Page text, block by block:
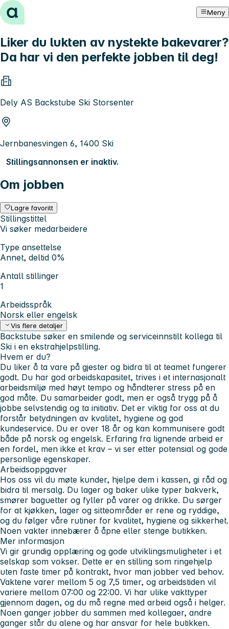
Hopp til innhold Meny
Liker du lukten av nystekte bakevarer?
Da har vi den perfekte jobben til deg!
Dely AS Backstube Ski Storsenter
Jernbanesvingen 6, 1400 Ski
Stillingsannonsen er inaktiv.
Om jobben
Lagre favoritt
Stillingstittel
Vi søker medarbeidere
Type ansettelse
Annet, deltid 0%
Antall stillinger
1
Arbeidsspråk
Norsk eller engelsk
Vis flere detaljer
Backstube søker en smilende og serviceinnstilt kollega til
Ski i en ekstrahjelpstilling.
Hvem er du?
Du liker å ta vare på gjester og bidra til at teamet fungerer
godt. Du har god arbeidskapasitet, trives i et internasjonalt
arbeidsmiljø med høyt tempo og håndterer stress på en
god måte. Du samarbeider godt, men er også trygg på å
jobbe selvstendig og ta initiativ. Det er viktig for oss at du
forstår betydningen av kvalitet, hygiene og god
kundeservice. Du er over 18 år og kan kommunisere godt
både på norsk og engelsk. Erfaring fra lignende arbeid er
en fordel, men ikke et krav – vi ser etter potensial og gode
personlige egenskaper.
Arbeidsoppgaver
Hos oss vil du møte kunder, hjelpe dem i kassen, gi råd og
bidra til mersalg. Du lager og baker ulike typer bakverk,
smører baguetter og fyller på varer og drikke. Du sørger
for at kjøkken, lager og sitteområder er rene og ryddige,
og du følger våre rutiner for kvalitet, hygiene og sikkerhet.
Noen vakter innebærer å åpne eller stenge butikken.
Mer informasjon
Vi gir grundig opplæring og gode utviklingsmuligheter i et
selskap som vokser. Dette er en stilling som ringehjelp
uten faste timer på kontrakt, hvor man jobber ved behov.
Vaktene varer mellom 5 og 7,5 timer, og arbeidstiden vil
variere mellom 07:00 og 22:00. Vi har ulike vakttyper
gjennom dagen, og du må regne med arbeid også i helger.
Noen ganger jobber du sammen med kollegaer, andre
ganger står du alene og har ansvar for hele butikken.